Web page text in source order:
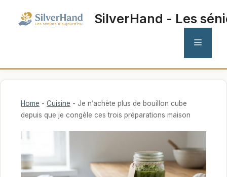
SilverHand - Les
MENU
Home - Cuisine - Je n’achète plus de bouillon cube
depuis que je congèle ces trois préparations maison